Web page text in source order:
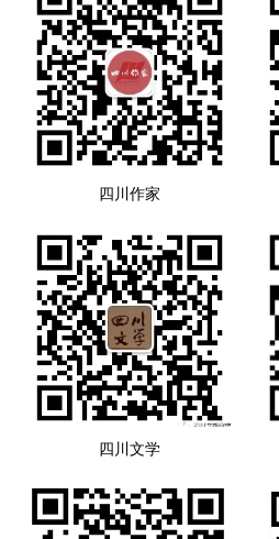
四川作家
四川文学